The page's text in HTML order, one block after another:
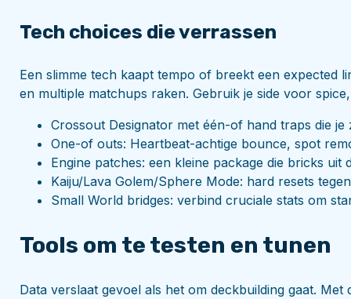
Tech choices die verrassen
Een slimme tech kaapt tempo of breekt een expected
en multiple matchups raken. Gebruik je side voor
Crossout Designator met één-of hand traps die je
One-of outs: Heartbeat-achtige bounce, spot
Engine patches: een kleine package die bricks
Kaiju/Lava Golem/Sphere Mode: hard resets
Small World bridges: verbind cruciale stats om
Tools om te testen en tunen
Data verslaat gevoel als het om deckbuilding gaat.